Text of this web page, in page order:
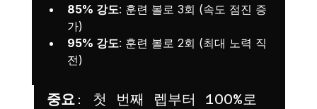
85% 강도: 훈련 볼로 3회 (속도 점진 증
가)
95% 강도: 훈련 볼로 2회 (최대 노력 직
전)
중요: 첫 번째 렙부터 100%로